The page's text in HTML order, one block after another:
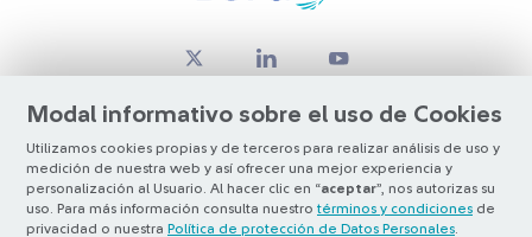
Modal informativo sobre el uso de Cookies
Utilizamos cookies propias y de terceros para realizar análisis de uso y
medición de nuestra web y así ofrecer una mejor experiencia y
personalización al Usuario. Al hacer clic en “aceptar”, nos autorizas su
uso. Para más información consulta nuestro términos y condiciones de
privacidad o nuestra Política de protección de Datos Personales
© Copyright Grupo SURA 2026